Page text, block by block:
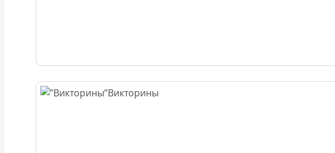
Викторины